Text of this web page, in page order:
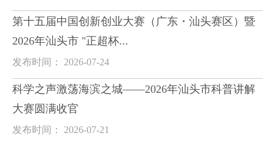
第十五届中国创新创业大赛（广东・汕头赛区）暨
2026年汕头市 "正超杯...
发布时间： 2026-07-24
科学之声激荡海滨之城——2026年汕头市科普讲解
大赛圆满收官
发布时间： 2026-07-21